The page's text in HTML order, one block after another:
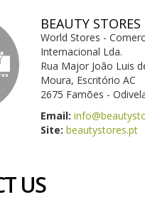
BEAUTY STORES
World Stores -
Internacional Lda.
Rua Major João Luis
Moura, Escritório AC
2675 Famões -
Email:
Site: beautystores.pt
US